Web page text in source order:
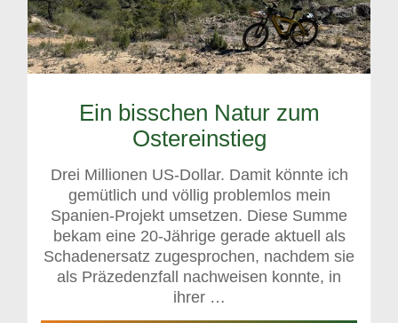
Ein bisschen Natur zum
Ostereinstieg
Drei Millionen US-Dollar. Damit könnte ich
gemütlich und völlig problemlos mein
Spanien-Projekt umsetzen. Diese Summe
bekam eine 20-Jährige gerade aktuell als
Schadenersatz zugesprochen, nachdem sie
als Präzedenzfall nachweisen konnte, in
ihrer …